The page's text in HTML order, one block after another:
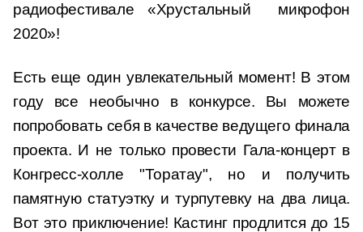
радиофестивале «Хрустальный микрофон
2020»!
Есть еще один увлекательный момент! В этом
году все необычно в конкурсе. Вы можете
попробовать себя в качестве ведущего финала
проекта. И не только провести Гала-концерт в
Конгресс-холле "Торатау", но и получить
памятную статуэтку и турпутевку на два лица.
Вот это приключение! Кастинг продлится до 15